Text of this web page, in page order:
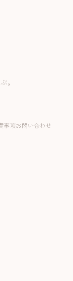
。
事項お問い合わせ